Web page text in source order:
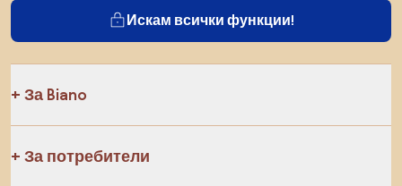
Искам всички функции!
За Biano
За потребители